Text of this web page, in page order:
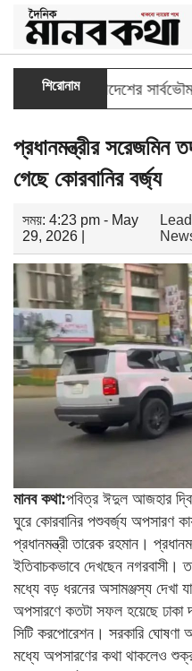
শিরোনাম
বাংলাদেশের সার্বভৌমত্বের
প্রধানমন্ত্রীর সরেজমিন
গেছে কোরবানির বর্জ্য
সময়: 4:23 pm - May
29, 2026 |
Lead
মানব কথা:পবিত্র ঈদুল আজহার
ঘুরে কোরবানির পশুবর্জ্য অপসারণ
প্রধানমন্ত্রী তারেক রহমান।
ইতিবাচকভাবে দেখছেন নগরবাসী।
মধ্যে বড় ধরনের অসামঞ্জস্য দেখা
অপসারণে কতটা সফল হয়েছে ঢাকা
সিটি করপোরেশন। সরকারি ঘোষণা
মধ্যে অপসারণের কথা থাকলেও